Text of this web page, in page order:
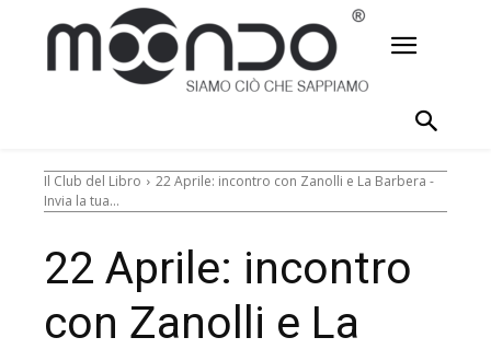
Il Club del Libro
22 Aprile: incontro con Zanolli e La Barbera -
Invia la tua...
22 Aprile: incontro
con Zanolli e La